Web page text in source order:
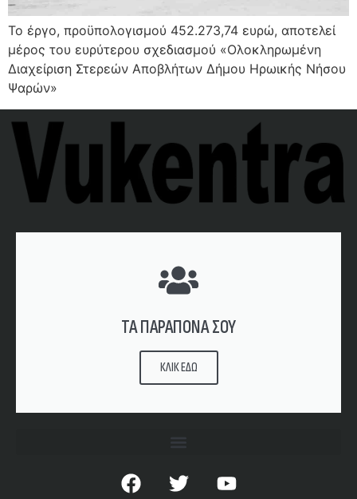
Το έργο, προϋπολογισμού 452.273,74 ευρώ, αποτελεί
μέρος του ευρύτερου σχεδιασμού «Ολοκληρωμένη
Διαχείριση Στερεών Αποβλήτων Δήμου Ηρωικής Νήσου
Ψαρών»
ΤΑ ΠΑΡΑΠΟΝΑ ΣΟΥ
ΚΛΙΚ ΕΔΩ